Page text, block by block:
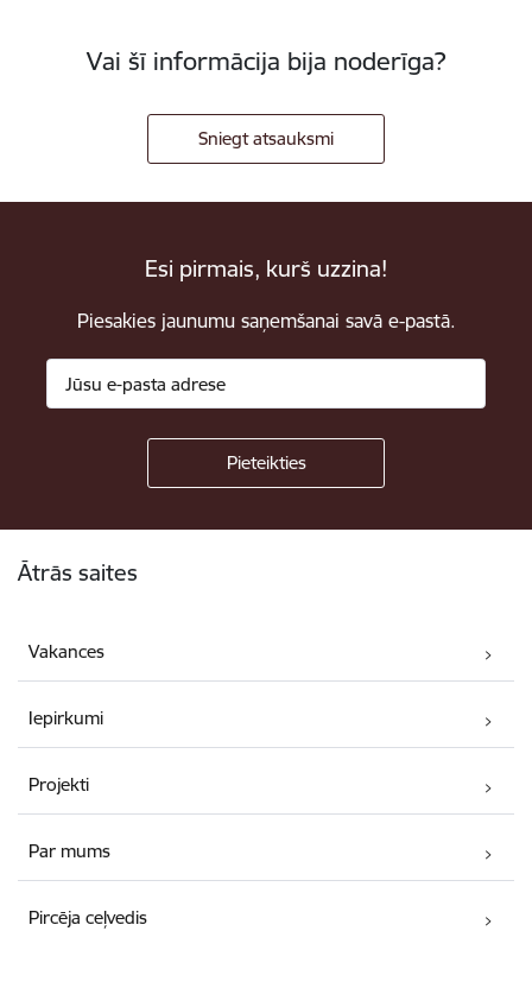
Vai šī informācija bija noderīga?
Sniegt atsauksmi
Esi pirmais, kurš uzzina!
Piesakies jaunumu saņemšanai savā e-pastā.
Ātrās saites
Vakances
Iepirkumi
Projekti
Par mums
Pircēja ceļvedis